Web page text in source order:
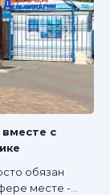
с
обязан
месте -...